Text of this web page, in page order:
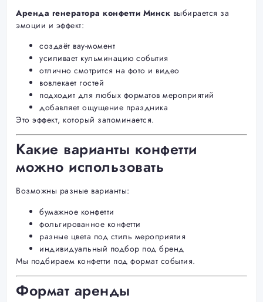
Аренда генератора конфетти Минск выбирается за
эмоции и эффект:
создаёт вау-момент
усиливает кульминацию события
отлично смотрится на фото и видео
вовлекает гостей
подходит для любых форматов мероприятий
добавляет ощущение праздника
Это эффект, который запоминается.
Какие варианты конфетти
можно использовать
Возможны разные варианты:
бумажное конфетти
фольгированное конфетти
разные цвета под стиль мероприятия
индивидуальный подбор под бренд
Мы подбираем конфетти под формат события.
Формат аренды